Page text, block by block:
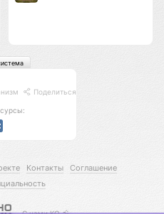
Поделиться
Контакты
Соглашение